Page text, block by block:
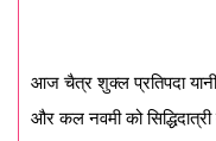
आज चैत्र शुक्ल प्रतिपदा
और कल नवमी को